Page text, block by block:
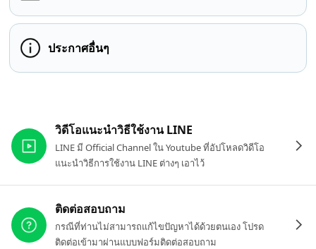
ประกาศอื่นๆ
วิดีโอแนะนำวิธีใช้งาน LINE
LINE มี Official Channel ใน Youtube ที่อัปโหลดวิดีโอ
แนะนำวิธีการใช้งาน LINE ต่างๆ เอาไว้
ติดต่อสอบถาม
กรณีที่ท่านไม่สามารถแก้ไขปัญหาได้ด้วยตนเอง โปรด
ติดต่อเข้ามาผ่านแบบฟอร์มติดต่อสอบถาม